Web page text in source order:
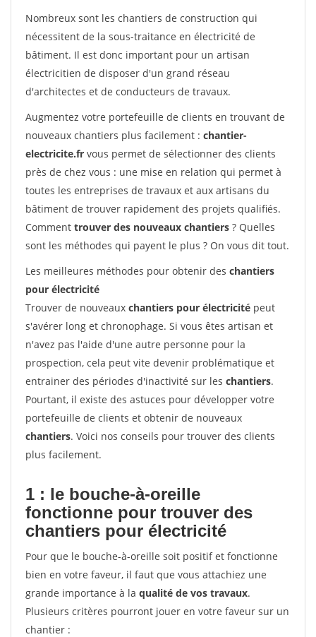
Nombreux sont les chantiers de construction qui
nécessitent de la sous-traitance en électricité de
bâtiment. Il est donc important pour un artisan
électricitien de disposer d'un grand réseau
d'architectes et de conducteurs de travaux.
Augmentez votre portefeuille de clients en trouvant de
nouveaux chantiers plus facilement : chantier-
electricite.fr vous permet de sélectionner des clients
près de chez vous : une mise en relation qui permet à
toutes les entreprises de travaux et aux artisans du
bâtiment de trouver rapidement des projets qualifiés.
Comment trouver des nouveaux chantiers ? Quelles
sont les méthodes qui payent le plus ? On vous dit tout.
Les meilleures méthodes pour obtenir des chantiers
pour électricité
Trouver de nouveaux chantiers pour électricité peut
s'avérer long et chronophage. Si vous êtes artisan et
n'avez pas l'aide d'une autre personne pour la
prospection, cela peut vite devenir problématique et
entrainer des périodes d'inactivité sur les chantiers.
Pourtant, il existe des astuces pour développer votre
portefeuille de clients et obtenir de nouveaux
chantiers. Voici nos conseils pour trouver des clients
plus facilement.
1 : le bouche-à-oreille
fonctionne pour trouver des
chantiers pour électricité
Pour que le bouche-à-oreille soit positif et fonctionne
bien en votre faveur, il faut que vous attachiez une
grande importance à la qualité de vos travaux.
Plusieurs critères pourront jouer en votre faveur sur un
chantier :